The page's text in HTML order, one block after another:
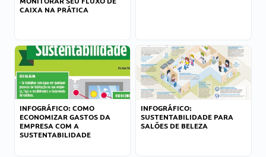
CAIXA NA PRÁTICA
INFOGRÁFICO: COMO
ECONOMIZAR GASTOS DA
EMPRESA COM A
SUSTENTABILIDADE
INFOGRÁFICO:
SUSTENTABILIDADE PARA
SALÕES DE BELEZA